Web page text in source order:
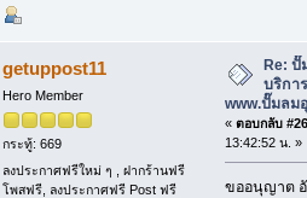
getuppost11
Hero Member
กระทู้: 669
ลงประกาศฟรีใหม่ ๆ , ฝากร้านฟรี
โพสฟรี, ลงประกาศฟรี Post ฟรี
Re:
บริกา
www.ปั๊มลม
« ตอบกลับ
13:42:52 น. »
ขออนุญาต